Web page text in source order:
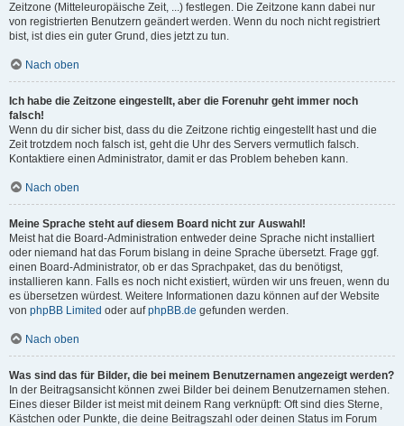
Zeitzone (Mitteleuropäische Zeit, ...) festlegen. Die Zeitzone kann dabei nur
von registrierten Benutzern geändert werden. Wenn du noch nicht registriert
bist, ist dies ein guter Grund, dies jetzt zu tun.
Nach oben
Ich habe die Zeitzone eingestellt, aber die Forenuhr geht immer noch
falsch!
Wenn du dir sicher bist, dass du die Zeitzone richtig eingestellt hast und die
Zeit trotzdem noch falsch ist, geht die Uhr des Servers vermutlich falsch.
Kontaktiere einen Administrator, damit er das Problem beheben kann.
Nach oben
Meine Sprache steht auf diesem Board nicht zur Auswahl!
Meist hat die Board-Administration entweder deine Sprache nicht installiert
oder niemand hat das Forum bislang in deine Sprache übersetzt. Frage ggf.
einen Board-Administrator, ob er das Sprachpaket, das du benötigst,
installieren kann. Falls es noch nicht existiert, würden wir uns freuen, wenn du
es übersetzen würdest. Weitere Informationen dazu können auf der Website
von phpBB Limited oder aufphpBB.de gefunden werden.
Nach oben
Was sind das für Bilder, die bei meinem Benutzernamen angezeigt werden?
In der Beitragsansicht können zwei Bilder bei deinem Benutzernamen stehen.
Eines dieser Bilder ist meist mit deinem Rang verknüpft: Oft sind dies Sterne,
Kästchen oder Punkte, die deine Beitragszahl oder deinen Status im Forum